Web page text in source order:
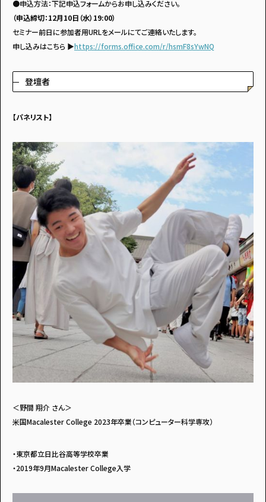
●申込方法：下記申込フォームからお申し込みください。
（申込締切：12月10日（水）19:00）
セミナー前日に参加者用URLをメールにてご連絡いたします。
申し込みはこちら ▶https://forms.office.com/r/hsmF8sYwNQ
登壇者
【パネリスト】
＜野間 翔介 さん＞
米国Macalester College 2023年卒業（コンピューター科学専攻）
・東京都立日比谷高等学校卒業
・2019年9月Macalester College入学